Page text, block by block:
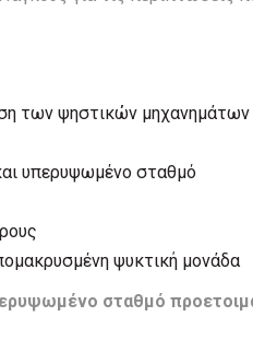
των ψηστικών μηχανημάτων
υπερυψωμένο σταθμό
ψυκτική μονάδα
σταθμό